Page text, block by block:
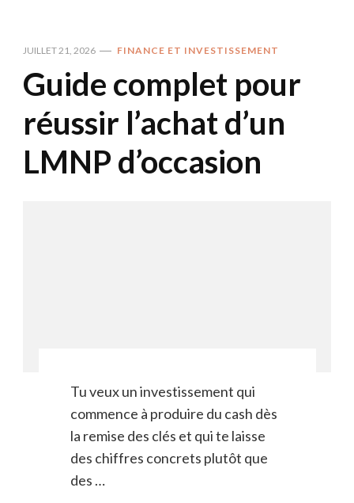
JUILLET 21, 2026 FINANCE ET INVESTISSEMENT
Guide complet pour
réussir l’achat d’un
LMNP d’occasion
Tu veux un investissement qui
commence à produire du cash dès
la remise des clés et qui te laisse
des chiffres concrets plutôt que
des …